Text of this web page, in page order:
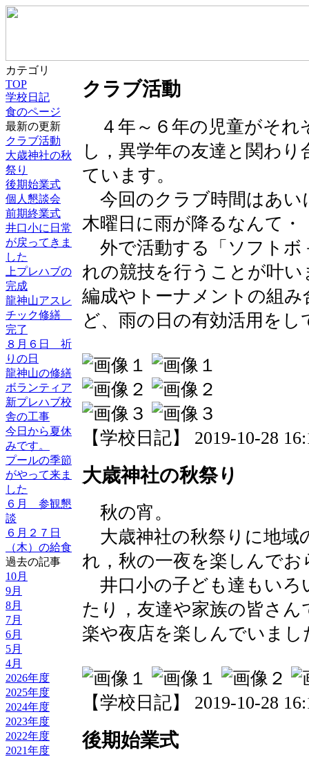
カテゴリ
TOP
学校日記
食のページ
最新の更新
クラブ活動
大歳神社の秋
祭り
後期始業式
個人懇談会
前期終業式
井口小に日常
が戻ってきま
した
上プレハブの
完成
龍神山アスレ
チック修繕
完了
８月６日 祈
りの日
龍神山の修繕
ボランティア
新プレハブ校
舎の工事
今日から夏休
みです。
プールの季節
がやって来ま
した
６月 参観懇
談
６月２７日
（木）の給食
過去の記事
10月
9月
8月
7月
6月
5月
4月
2026年度
2025年度
2024年度
2023年度
2022年度
2021年度
クラブ活動
４年～６年の児童がそれ
し，異学年の友達と関わ
ています。
今回のクラブ時間はあい
木曜日に雨が降るなんて・
外で活動する「ソフトボ
れの競技を行うことが叶
編成やトーナメントの組
ど、雨の日の有効活用をし
【学校日記】 2019-10-28
大歳神社の秋祭り
秋の宵。
大歳神社の秋祭りに地域
れ，秋の一夜を楽しんでお
井口小の子ども達もいろ
たり，友達や家族の皆さ
楽や夜店を楽しんでいまし
【学校日記】 2019-10-28
後期始業式